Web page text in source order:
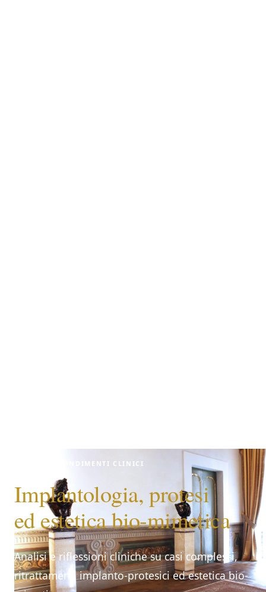
APPROFONDIMENTI CLINICI
Implantologia, protesi
ed estetica bio-mimetica
Analisi e riflessioni cliniche su casi complessi,
ritrattamenti implanto-protesici ed estetica bio-